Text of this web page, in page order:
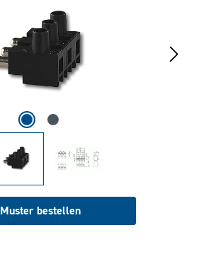
Muster bestellen